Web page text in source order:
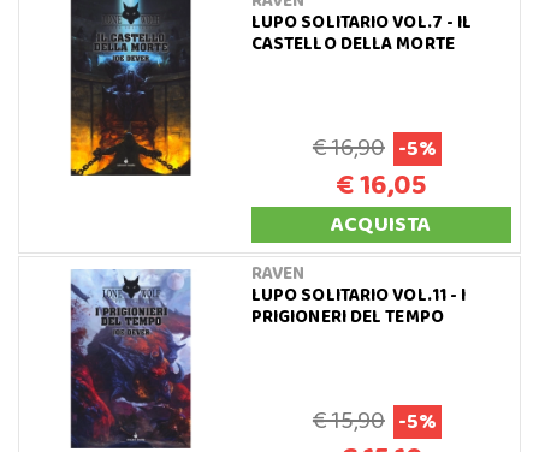
LUPO SOLITARIO VOL.7 - IL
CASTELLO DELLA MORTE
€ 16,90 -5%
€ 16,05
ACQUISTA
RAVEN
LUPO SOLITARIO VOL.11 - I
PRIGIONERI DEL TEMPO
€ 15,90 -5%